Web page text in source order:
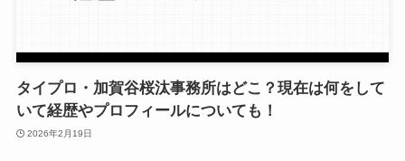
タイプロ・加賀谷桜汰事務所はどこ？現在は何をして
いて経歴やプロフィールについても！
2026年2月19日